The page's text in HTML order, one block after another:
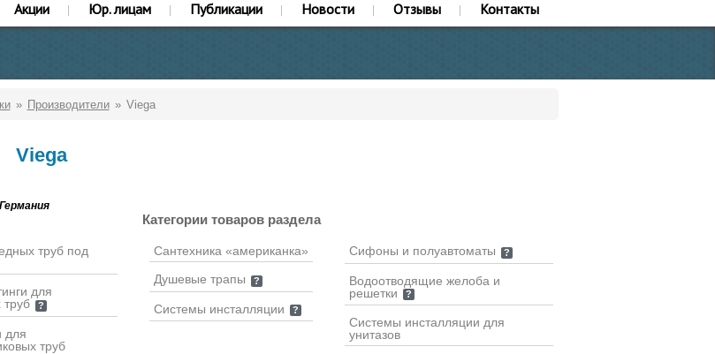
Акции Юр. лицам Публикации Новости Отзывы Контакты
Производители Viega
Viega
Категории товаров раздела
труб под
для
труб
?
для
труб
Сантехника «американка»
Душевые трапы
?
Системы инсталляции ?
Сифоны и полуавтоматы ?
Водоотводящие желоба и
решетки
?
Системы инсталляции для
унитазов